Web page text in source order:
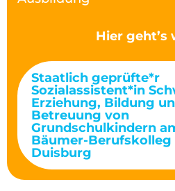
Hier geht’s
Staatlich geprüfte*r
Sozialassistent*in
Erziehung, Bildung
Betreuung von
Grundschulkindern
Bäumer-Berufskolleg
Duisburg